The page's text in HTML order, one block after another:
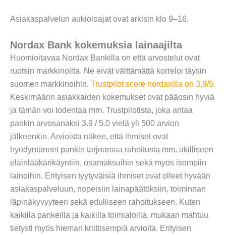
Asiakaspalvelun aukioloajat ovat arkisin klo 9–16.
Nordax Bank kokemuksia lainaajilta
Huomioitavaa Nordax Bankilla on että arvostelut ovat
ruotsin markkinoilta. Ne eivät välttämättä korreloi täysin
suomen markkinoihin. Trustpilot score nordaxilla on 3,9/5.
Keskimäärin asiakkaiden kokemukset ovat pääosin hyviä
ja tämän voi todentaa mm. Trustpilotista, joka antaa
pankin arvosanaksi 3.9 / 5.0 vielä yli 500 arvion
jälkeenkin. Arvioista näkee, että ihmiset ovat
hyödyntäneet pankin tarjoamaa rahoitusta mm. äkilliseen
eläinlääkärikäyntiin, osamaksuihin sekä myös isompiin
lainoihin. Erityisen tyytyväisiä ihmiset ovat olleet hyvään
asiakaspalveluun, nopeisiin lainapäätöksiin, toiminnan
läpinäkyvyyteen sekä edulliseen rahoitukseen. Kuten
kaikilla pankeilla ja kaikilla toimialoilla, mukaan mahtuu
tietysti myös hieman kriittisempiä arvioita. Erityisen